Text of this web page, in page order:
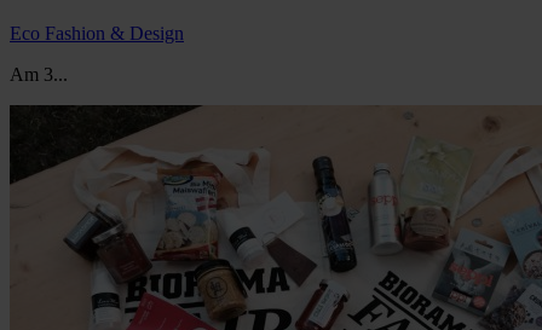
Eco Fashion & Design
Am 3...